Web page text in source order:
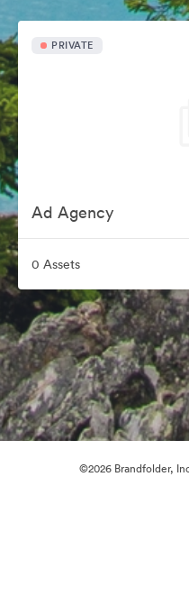
PRIVATE
Ad Agency
0 Assets
©2026 Brandfolder,